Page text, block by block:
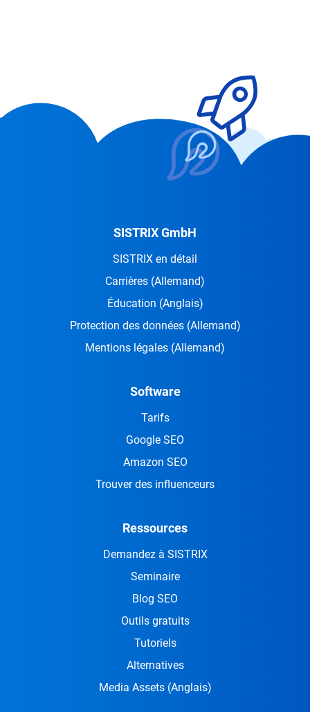
SISTRIX GmbH
SISTRIX en détail
Carrières (Allemand)
Éducation (Anglais)
Protection des données (Allemand)
Mentions légales (Allemand)
Software
Tarifs
Google SEO
Amazon SEO
Trouver des influenceurs
Ressources
Demandez à SISTRIX
Seminaire
Blog SEO
Outils gratuits
Tutoriels
Alternatives
Media Assets (Anglais)